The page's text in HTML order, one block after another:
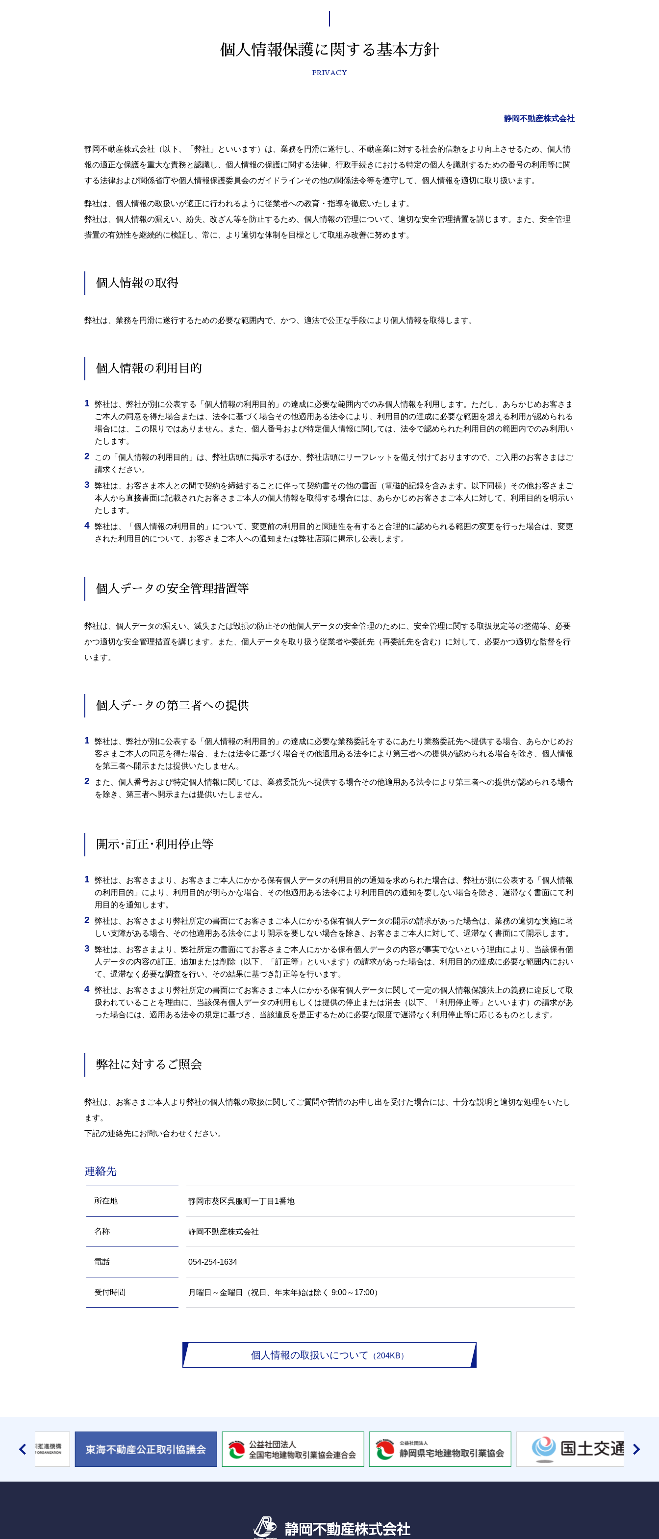
個人情報保護に関する基本方針
PRIVACY
静岡不動産株式会社
静岡不動産株式会社（以下、「弊社」といいます）は、業務を円滑に遂行し、不動産業に対する社会的信頼をより向上させるため、個人情
報の適正な保護を重大な責務と認識し、個人情報の保護に関する法律、行政手続きにおける特定の個人を識別するための番号の利用等に関
する法律および関係省庁や個人情報保護委員会のガイドラインその他の関係法令等を遵守して、個人情報を適切に取り扱います。
弊社は、個人情報の取扱いが適正に行われるように従業者への教育・指導を徹底いたします。
弊社は、個人情報の漏えい、紛失、改ざん等を防止するため、個人情報の管理について、適切な安全管理措置を講じます。また、安全管理
措置の有効性を継続的に検証し、常に、より適切な体制を目標として取組み改善に努めます。
個人情報の取得
弊社は、業務を円滑に遂行するための必要な範囲内で、かつ、適法で公正な手段により個人情報を取得します。
個人情報の利用目的
弊社は、弊社が別に公表する「個人情報の利用目的」の達成に必要な範囲内でのみ個人情報を利用します。ただし、あらかじめお客さま
ご本人の同意を得た場合または、法令に基づく場合その他適用ある法令により、利用目的の達成に必要な範囲を超える利用が認められる
場合には、この限りではありません。また、個人番号および特定個人情報に関しては、法令で認められた利用目的の範囲内でのみ利用い
たします。
この「個人情報の利用目的」は、弊社店頭に掲示するほか、弊社店頭にリーフレットを備え付けておりますので、ご入用のお客さまはご
請求ください。
弊社は、お客さま本人との間で契約を締結することに伴って契約書その他の書面（電磁的記録を含みます。以下同様）その他お客さまご
本人から直接書面に記載されたお客さまご本人の個人情報を取得する場合には、あらかじめお客さまご本人に対して、利用目的を明示い
たします。
弊社は、「個人情報の利用目的」について、変更前の利用目的と関連性を有すると合理的に認められる範囲の変更を行った場合は、変更
された利用目的について、お客さまご本人への通知または弊社店頭に掲示し公表します。
個人データの安全管理措置等
弊社は、個人データの漏えい、滅失または毀損の防止その他個人データの安全管理のために、安全管理に関する取扱規定等の整備等、必要
かつ適切な安全管理措置を講じます。また、個人データを取り扱う従業者や委託先（再委託先を含む）に対して、必要かつ適切な監督を行
います。
個人データの第三者への提供
弊社は、弊社が別に公表する「個人情報の利用目的」の達成に必要な業務委託をするにあたり業務委託先へ提供する場合、あらかじめお
客さまご本人の同意を得た場合、または法令に基づく場合その他適用ある法令により第三者への提供が認められる場合を除き、個人情報
を第三者へ開示または提供いたしません。
また、個人番号および特定個人情報に関しては、業務委託先へ提供する場合その他適用ある法令により第三者への提供が認められる場合
を除き、第三者へ開示または提供いたしません。
開示･訂正･利用停止等
弊社は、お客さまより、お客さまご本人にかかる保有個人データの利用目的の通知を求められた場合は、弊社が別に公表する「個人情報
の利用目的」により、利用目的が明らかな場合、その他適用ある法令により利用目的の通知を要しない場合を除き、遅滞なく書面にて利
用目的を通知します。
弊社は、お客さまより弊社所定の書面にてお客さまご本人にかかる保有個人データの開示の請求があった場合は、業務の適切な実施に著
しい支障がある場合、その他適用ある法令により開示を要しない場合を除き、お客さまご本人に対して、遅滞なく書面にて開示します。
弊社は、お客さまより、弊社所定の書面にてお客さまご本人にかかる保有個人データの内容が事実でないという理由により、当該保有個
人データの内容の訂正、追加または削除（以下、「訂正等」といいます）の請求があった場合は、利用目的の達成に必要な範囲内におい
て、遅滞なく必要な調査を行い、その結果に基づき訂正等を行います。
弊社は、お客さまより弊社所定の書面にてお客さまご本人にかかる保有個人データに関して一定の個人情報保護法上の義務に違反して取
扱われていることを理由に、当該保有個人データの利用もしくは提供の停止または消去（以下、「利用停止等」といいます）の請求があ
った場合には、適用ある法令の規定に基づき、当該違反を是正するために必要な限度で遅滞なく利用停止等に応じるものとします。
弊社に対するご照会
弊社は、お客さまご本人より弊社の個人情報の取扱に関してご質問や苦情のお申し出を受けた場合には、十分な説明と適切な処理をいたし
ます。
下記の連絡先にお問い合わせください。
連絡先
所在地 静岡市葵区呉服町一丁目1番地
名称 静岡不動産株式会社
電話 054-254-1634
受付時間 月曜日～金曜日（祝日、年末年始は除く 9:00～17:00）
個人情報の取扱いについて （204KB）